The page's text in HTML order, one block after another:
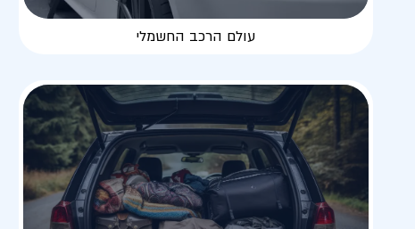
עולם הרכב החשמלי